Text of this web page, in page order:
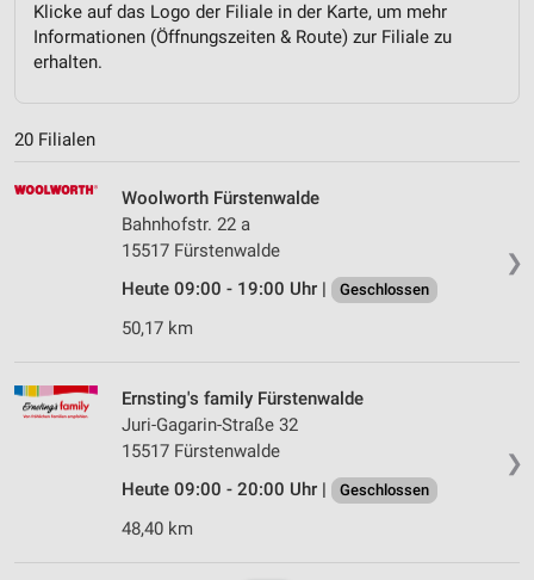
Klicke auf das Logo der Filiale in der Karte, um mehr
Informationen (Öffnungszeiten & Route) zur Filiale zu
erhalten.
20 Filialen
❯
Woolworth Fürstenwalde
Bahnhofstr. 22 a
15517 Fürstenwalde
Heute 09:00 - 19:00 Uhr |
Geschlossen
50,17 km
❯
Ernsting's family Fürstenwalde
Juri-Gagarin-Straße 32
15517 Fürstenwalde
Heute 09:00 - 20:00 Uhr |
Geschlossen
48,40 km